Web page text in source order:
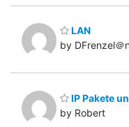
LAN
by DFrenzel＠
IP Pakete
by Robert